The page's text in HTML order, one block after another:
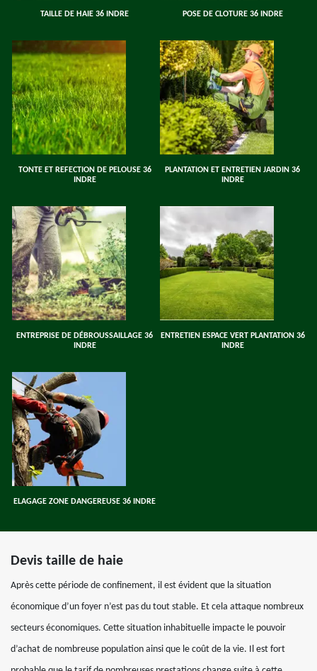
TAILLE DE HAIE 36 INDRE POSE DE CLOTURE 36 INDRE
TONTE ET REFECTION DE PELOUSE 36
INDRE
PLANTATION ET ENTRETIEN JARDIN 36
INDRE
ENTREPRISE DE DÉBROUSSAILLAGE 36
INDRE
ENTRETIEN ESPACE VERT PLANTATION 36
INDRE
ELAGAGE ZONE DANGEREUSE 36 INDRE
Devis taille de haie
Après cette période de confinement, il est évident que la situation
économique d’un foyer n’est pas du tout stable. Et cela attaque nombreux
secteurs économiques. Cette situation inhabituelle impacte le pouvoir
d’achat de nombreuse population ainsi que le coût de la vie. Il est fort